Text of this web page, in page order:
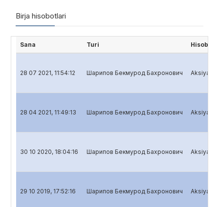
Birja hisobotlari
Sana Turi Hisobot
28 07 2021, 11:54:12 Шарипов Бекмурод Бахронович
28 04 2021, 11:49:13 Шарипов Бекмурод Бахронович
30 10 2020, 18:04:16 Шарипов Бекмурод Бахронович
29 10 2019, 17:52:16 Шарипов Бекмурод Бахронович